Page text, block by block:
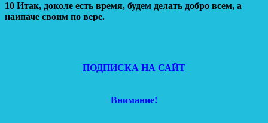
10 Итак, доколе есть время, будем делать добро всем, а
наипаче своим по вере.
ПОДПИСКА НА САЙТ
Внимание!